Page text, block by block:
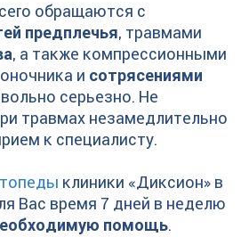
обращаются с
предплечья, травмами
, а также компрессионными
и сотрясениями
серьезно. Не
травмах незамедлительно
к специалисту.
клиники «Диксион» в
Вас время 7 дней в неделю
помощь.